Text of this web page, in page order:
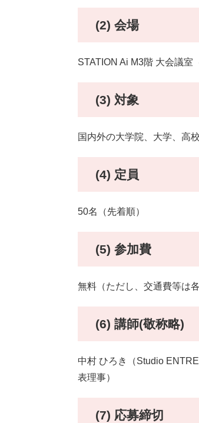
(2) 会場
STATION Ai M3階 大会議室
(3) 対象
国内外の大学院、大学、高
(4) 定員
50名（先着順）
(5) 参加費
無料（ただし、交通費等は
(6) 講師(敬称略)
中村 ひろき（Studio
表理事）
(7) 応募締切